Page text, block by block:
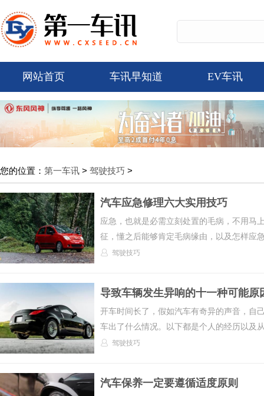
网站首页 车讯早知道 EV车讯
您的位置： 第一车讯 > 驾驶技巧 >
汽车应急修理六大实用技巧
应急，也就是必需立刻处置的毛病，不用马
征，懂之后能够肯定毛病缘由，以及怎样应
驾驶技巧
导致车辆发生异响的十一种可能原
开车时间长了，假如汽车有奇异的声音，自
车出了什么情况。以下都是个人的经历以及
驾驶技巧
汽车保养一定要遵循适度原则